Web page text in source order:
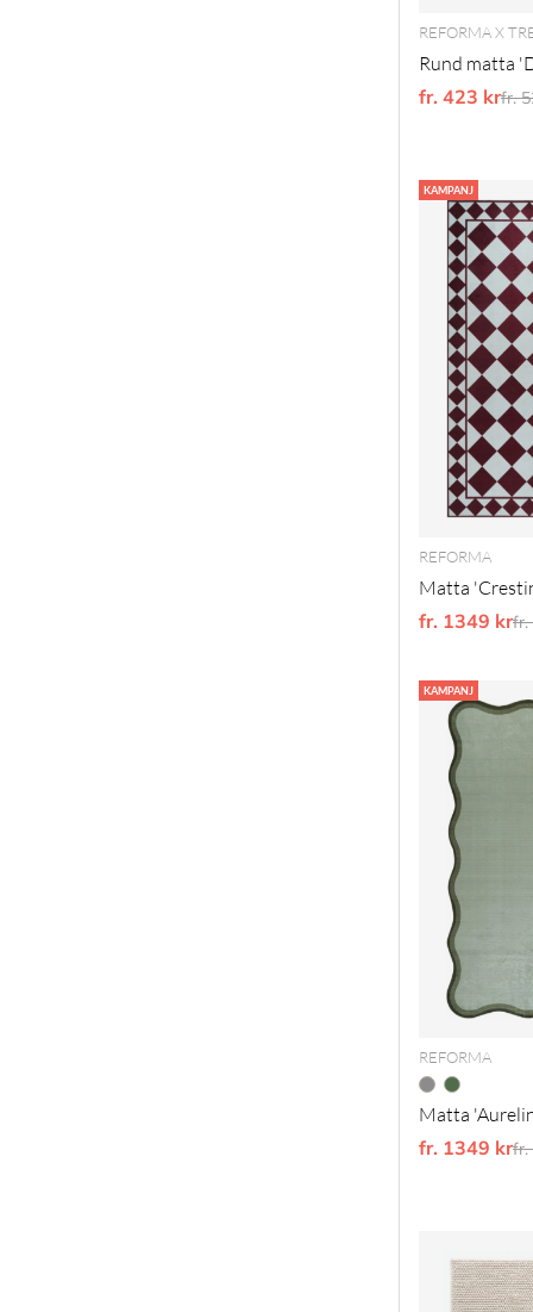
REFORMA X
Rund matta
fr. 423 krfr.
KAMPANJ
REFORMA
Matta
fr. 1349 krfr.
KAMPANJ
REFORMA
Matta
fr. 1349 krfr.